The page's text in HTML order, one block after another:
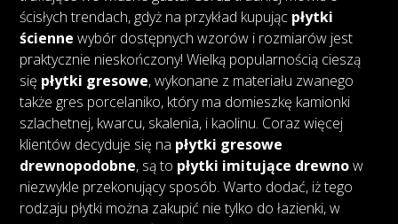
ścisłych trendach, gdyż na przykład kupując płytki
ścienne wybór dostępnych wzorów i rozmiarów jest
praktycznie nieskończony! Wielką popularnością cieszą
się płytki gresowe, wykonane z materiału zwanego
także gres porcelaniko, który ma domieszkę kamionki
szlachetnej, kwarcu, skalenia, i kaolinu. Coraz więcej
klientów decyduje się na płytki gresowe
drewnopodobne, są to płytki imitujące drewnow
niezwykle przekonujący sposób. Warto dodać, iż tego
rodzaju płytki można zakupić nie tylko do łazienki, w